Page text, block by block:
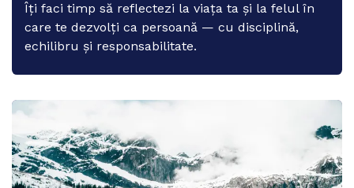
Îți faci timp să reflectezi la viața ta și la felul în
care te dezvolți ca persoană — cu disciplină,
echilibru și responsabilitate.